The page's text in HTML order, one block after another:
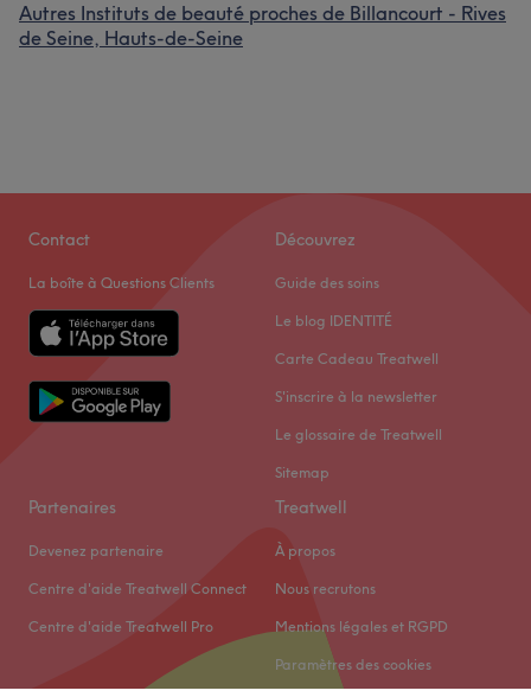
Autres Instituts de beauté proches de Billancourt - Rives
de Seine, Hauts-de-Seine
Contact
La boîte à Questions Clients
Découvrez
Guide des soins
Le blog IDENTITÉ
Carte Cadeau Treatwell
S'inscrire à la newsletter
Le glossaire de Treatwell
Sitemap
Partenaires
Devenez partenaire
Centre d'aide Treatwell Connect
Centre d'aide Treatwell Pro
Treatwell
À propos
Nous recrutons
Mentions légales et RGPD
Paramètres des cookies